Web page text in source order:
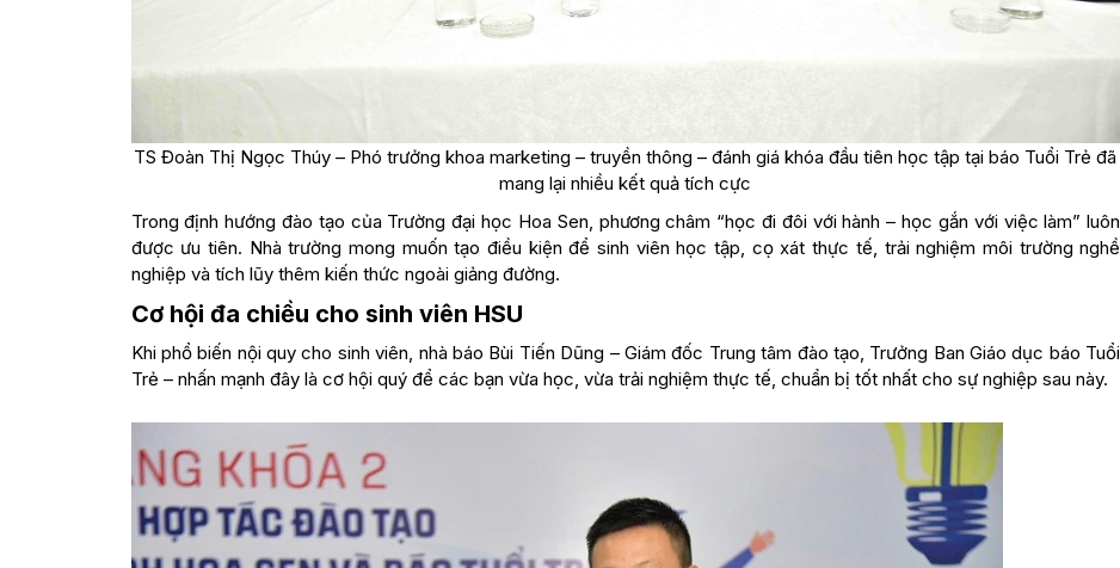
TS Đoàn Thị Ngọc Thúy – Phó trưởng khoa marketing – truyền thông – đánh giá khóa đầu tiên học tập tại báo Tuổi Trẻ đã
mang lại nhiều kết quả tích cực
Trong định hướng đào tạo của Trường đại học Hoa Sen, phương châm “học đi đôi với hành – học gắn với việc làm” luôn
được ưu tiên. Nhà trường mong muốn tạo điều kiện để sinh viên học tập, cọ xát thực tế, trải nghiệm môi trường nghề
nghiệp và tích lũy thêm kiến thức ngoài giảng đường.
Cơ hội đa chiều cho sinh viên HSU
Khi phổ biến nội quy cho sinh viên, nhà báo Bùi Tiến Dũng – Giám đốc Trung tâm đào tạo, Trưởng Ban Giáo dục báo Tuổi
Trẻ – nhấn mạnh đây là cơ hội quý để các bạn vừa học, vừa trải nghiệm thực tế, chuẩn bị tốt nhất cho sự nghiệp sau này.